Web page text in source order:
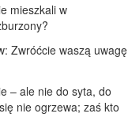
mieszkali w
Zwróćcie waszą uwagę
– ale nie do syta, do
nie ogrzewa; zaś kto